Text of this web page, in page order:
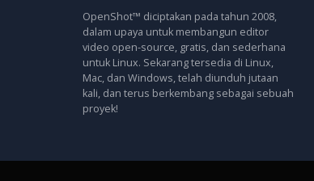
OpenShot™ diciptakan pada tahun 2008,
dalam upaya untuk membangun editor
video open-source, gratis, dan sederhana
untuk Linux. Sekarang tersedia di Linux,
Mac, dan Windows, telah diunduh jutaan
kali, dan terus berkembang sebagai sebuah
proyek!